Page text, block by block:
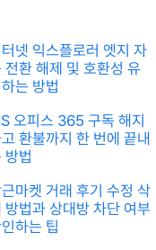
넷 익스플로러 엣지 자
전환 해제 및 호환성 유
는 방법
오피스 365 구독 해지
환불까지 한 번에 끝내
방법
마켓 거래 후기 수정 삭
방법과 상대방 차단 여부
하는 팁